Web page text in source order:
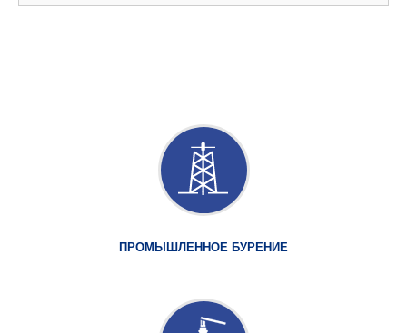
ПРОМЫШЛЕННОЕ БУРЕНИЕ